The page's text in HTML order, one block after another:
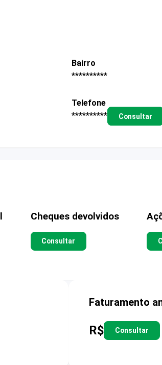
Bairro
**********
Telefone
**********
Consultar
Cheques devolvidos
Consultar
Faturamento
R$ Consultar